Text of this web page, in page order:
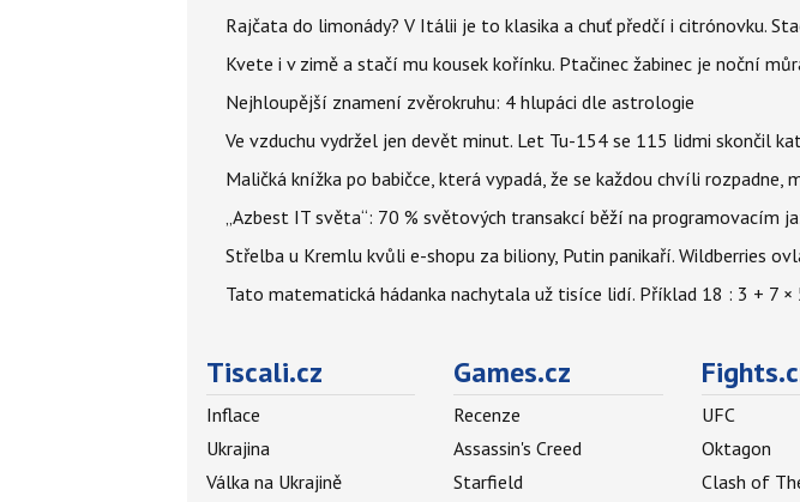
Rajčata do limonády? V Itálii je to klasika a chuť předčí i citrónovku.
Kvete i v zimě a stačí mu kousek kořínku. Ptačinec žabinec je noční
Nejhloupější znamení zvěrokruhu: 4 hlupáci dle astrologie
Ve vzduchu vydržel jen devět minut. Let Tu-154 se 115 lidmi skončil
Maličká knížka po babičce, která vypadá, že se každou chvíli rozpadne,
„Azbest IT světa“: 70 % světových transakcí běží na programovacím
Střelba u Kremlu kvůli e-shopu za biliony, Putin panikaří. Wildberries
Tato matematická hádanka nachytala už tisíce lidí. Příklad 18 : 3 + 7
Tiscali.cz
Inflace
Ukrajina
Válka na Ukrajině
Games.cz
Recenze
Assassin's Creed
Starfield
UFC
Oktagon
Clash of